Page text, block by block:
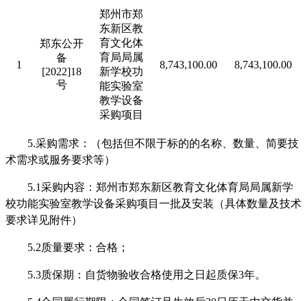
1
郑东公开
备
[2022]18
号
郑州市郑
东新区教
育文化体
育局局属
新学校功
能实验室
教学设备
采购项目
8,743,100.00 8,743,100.00
5.采购需求：（包括但不限于标的的名称、数量、简要技
术需求或服务要求等）
5.1采购内容：郑州市郑东新区教育文化体育局局属新学
校功能实验室教学设备采购项目一批及安装（具体数量及技术
要求详见附件）
5.2质量要求：合格；
5.3质保期：自货物验收合格使用之日起质保3年。